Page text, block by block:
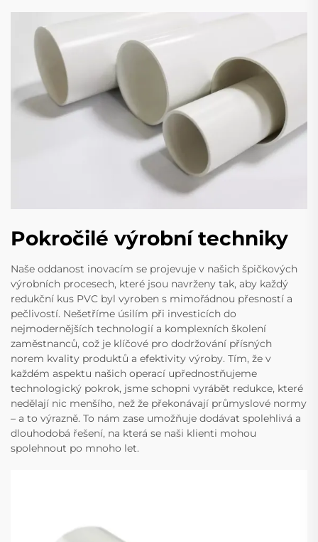
Pokročilé výrobní techniky
Naše oddanost inovacím se projevuje v našich špičkových
výrobních procesech, které jsou navrženy tak, aby každý
redukční kus PVC byl vyroben s mimořádnou přesností a
pečlivostí. Nešetříme úsilím při investicích do
nejmodernějších technologií a komplexních školení
zaměstnanců, což je klíčové pro dodržování přísných
norem kvality produktů a efektivity výroby. Tím, že v
každém aspektu našich operací upřednostňujeme
technologický pokrok, jsme schopni vyrábět redukce, které
nedělají nic menšího, než že překonávají průmyslové normy
– a to výrazně. To nám zase umožňuje dodávat spolehlivá a
dlouhodobá řešení, na která se naši klienti mohou
spolehnout po mnoho let.